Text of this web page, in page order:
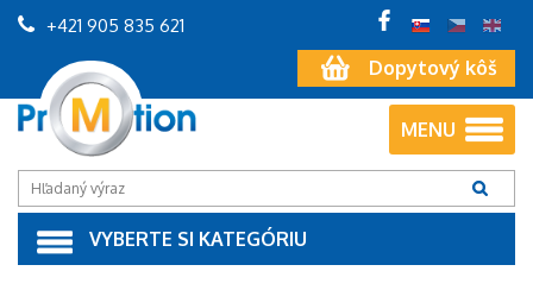
Dopytový kôš
+421 905 835 621
MENU
VYBERTE SI KATEGÓRIU